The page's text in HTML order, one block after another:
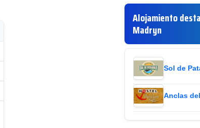
Alojamiento
Madryn
Sol de
Anclas